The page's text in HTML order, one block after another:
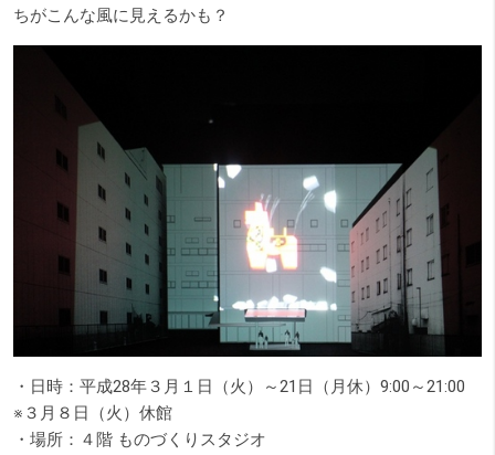
ちがこんな風に見えるかも？
・日時：平成28年３月１日（火）～21日（月休）9:00～21:00
※３月８日（火）休館
・場所：４階 ものづくりスタジオ